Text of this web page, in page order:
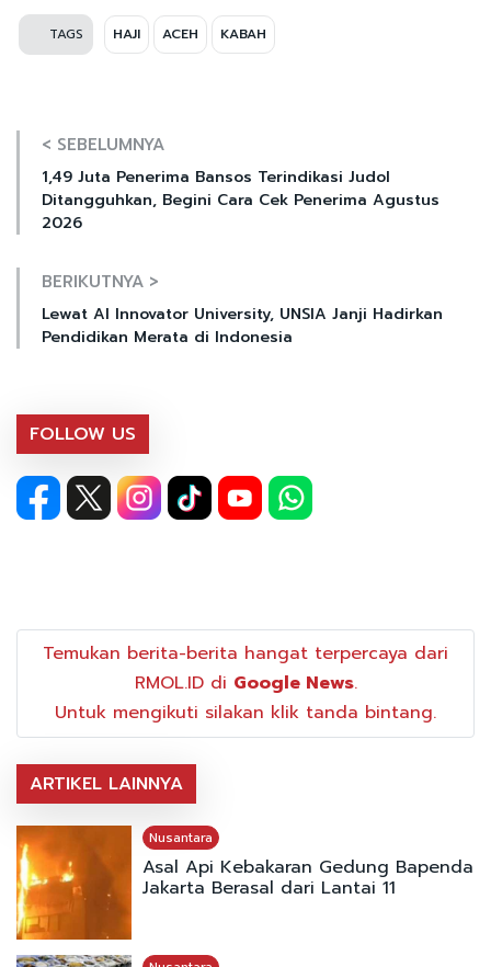
TAGS HAJI ACEH KABAH
< SEBELUMNYA
1,49 Juta Penerima Bansos Terindikasi Judol
Ditangguhkan, Begini Cara Cek Penerima Agustus
2026
BERIKUTNYA >
Lewat AI Innovator University, UNSIA Janji Hadirkan
Pendidikan Merata di Indonesia
FOLLOW US
Temukan berita-berita hangat terpercaya dari
RMOL.ID di Google News.
Untuk mengikuti silakan klik tanda bintang.
ARTIKEL LAINNYA
Nusantara
Asal Api Kebakaran Gedung Bapenda
Jakarta Berasal dari Lantai 11